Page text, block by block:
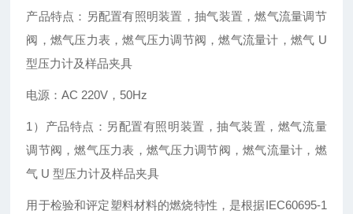
产品特点：另配置有照明装置，抽气装置，燃气流量调节
阀，燃气压力表，燃气压力调节阀，燃气流量计，燃气 U
型压力计及样品夹具
电源：AC 220V，50Hz
1）产品特点：另配置有照明装置，抽气装置，燃气流量
调节阀，燃气压力表，燃气压力调节阀，燃气流量计，燃
气 U 型压力计及样品夹具
用于检验和评定塑料材料的燃烧特性，是根据IEC60695-1